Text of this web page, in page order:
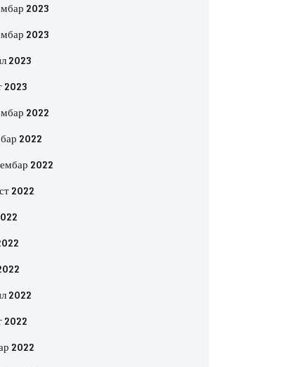
2023
2023
2023
2023
2022
2022
2022
2022
2022
2022
2022